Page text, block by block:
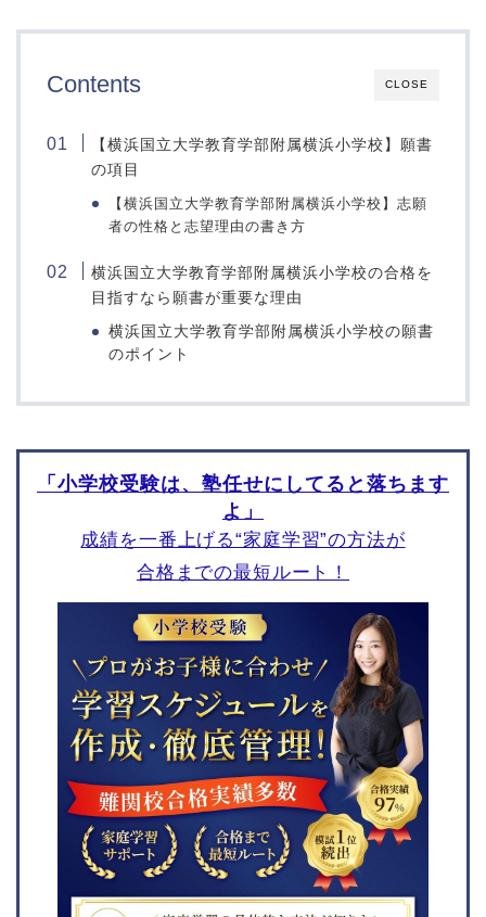
CLOSE
Contents
【横浜国立大学教育学部附属横浜小学校】願書
の項目
【横浜国立大学教育学部附属横浜小学校】志願
者の性格と志望理由の書き方
横浜国立大学教育学部附属横浜小学校の合格を
目指すなら願書が重要な理由
横浜国立大学教育学部附属横浜小学校の願書
のポイント
「小学校受験は、塾任せにしてると落ちます
よ」
成績を一番上げる“家庭学習”の方法が
合格までの最短ルート！
昭和女子大学附属昭和小
トキワ松学園小学校
聖学院小学校
サレジアン国際学園小学
宝仙学園小学校
桐朋小学校
淑徳小学校
東洋英和女学院小学部
桐朋学園小学校
聖心女子学院初等科
川村小学校
品川翔英小学校
サレジアン国際学園目黒
東京学芸大学附属小金井
小学校
慶應義塾幼稚舎
立教小学校
東京農業大学稲花小学校
雙葉小学校
白百合学園小学校
聖ヨゼフ学園小学校
横須賀学院小学校
関東学院六浦小学校
カリタス小学校
関東学院小学校
湘南白百合小学校